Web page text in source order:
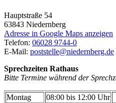
Hauptstraße 54
63843 Niedernberg
Adresse in Google Maps anzeigen
Telefon: 06028 9744-0
E-Mail: poststelle@niedernberg.de
Sprechzeiten Rathaus
Bitte Termine während der
Montag
08:00 bis 12:00 Uhr